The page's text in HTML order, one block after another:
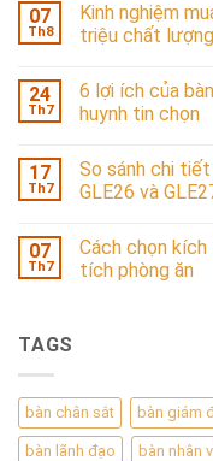
07
Th8
Kinh nghiệm
triệu chất lượng
24
Th7
6 lợi ích của
huynh tin chọn
17
Th7
So sánh chi
GLE26 và
07
Th7
Cách chọn
tích phòng ăn
TAGS
bàn chân sắt bàn giám
bàn lãnh đạo bàn nhân